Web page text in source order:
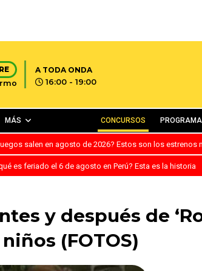
A TODA ONDA
16:00 - 19:00
MÁS CONCURSOS
salen en agosto de 2026? Estos son los estrenos
es feriado el 6 de agosto en Perú? Esta es la historia
y después de
(FOTOS)